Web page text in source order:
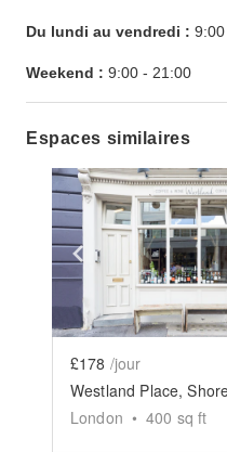
Du lundi au vendredi : 9:00
Weekend : 9:00 - 21:00
Espaces similaires
Show previous
£178 /jour
London • 400 sq ft